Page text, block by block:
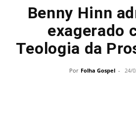
Benny Hinn
exagerado
Teologia da
Por Folha Gospel - 24/